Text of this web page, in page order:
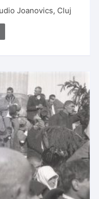
Joanovics, Cluj